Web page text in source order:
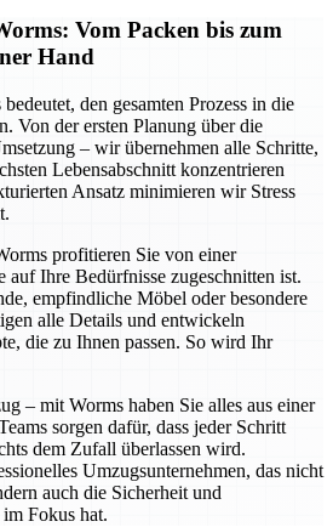
Vom Packen bis zum
Hand
den gesamten Prozess in die
Von der ersten Planung über die
– wir übernehmen alle Schritte,
Lebensabschnitt konzentrieren
Ansatz minimieren wir Stress
profitieren Sie von einer
auf Ihre Bedürfnisse zugeschnitten ist.
empfindliche Möbel oder besondere
alle Details und entwickeln
die zu Ihnen passen. So wird Ihr
– mit Worms haben Sie alles aus einer
sorgen dafür, dass jeder Schritt
dem Zufall überlassen wird.
Umzugsunternehmen, das nicht
auch die Sicherheit und
Fokus hat.